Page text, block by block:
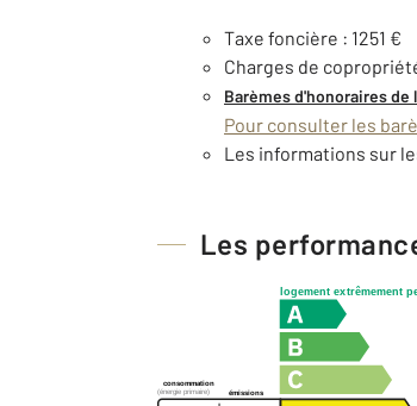
Taxe foncière : 1251 €
Charges de
Barèmes d'honoraires de
Pour consulter les
Les informations sur
Les
logement extrêmement
consommation
émissions
(énergie primaire)